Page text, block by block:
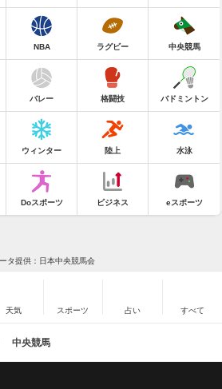
NBA ラグビー 中央競馬
バレー 格闘技 バドミントン
ウィンター 陸上 水泳
Doスポーツ ビジネス eスポーツ
タ提供：日本中央競馬会
天気 スポーツ 占い すべて
中央競馬